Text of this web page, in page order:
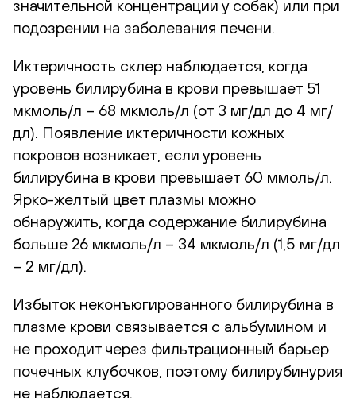
значительной концентрации у собак) или при
подозрении на заболевания печени.
Иктеричность склер наблюдается, когда
уровень билирубина в крови превышает 51
мкмоль/л – 68 мкмоль/л (от 3 мг/дл до 4 мг/
дл). Появление иктеричности кожных
покровов возникает, если уровень
билирубина в крови превышает 60 ммоль/л.
Ярко-желтый цвет плазмы можно
обнаружить, когда содержание билирубина
больше 26 мкмоль/л – 34 мкмоль/л (1,5 мг/дл
– 2 мг/дл).
Избыток неконъюгированного билирубина в
плазме крови связывается с альбумином и
не проходит через фильтрационный барьер
почечных клубочков, поэтому билирубинурия
не наблюдается.